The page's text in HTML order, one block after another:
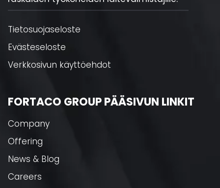
Tietosuojaseloste
Evästeseloste
Verkkosivun käyttöehdot
FORTACO GROUP PÄÄSIVUN LINKIT
Company
Offering
News & Blog
Careers